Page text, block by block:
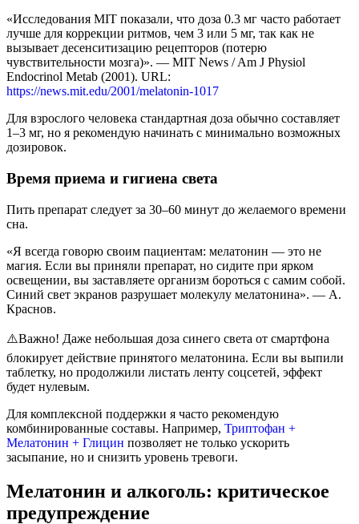
«Исследования MIT показали, что доза 0.3 мг часто работает
лучше для коррекции ритмов, чем 3 или 5 мг, так как не
вызывает десенситизацию рецепторов (потерю
чувствительности мозга)». — MIT News / Am J Physiol
Endocrinol Metab (2001). URL:
https://news.mit.edu/2001/melatonin-1017
Для взрослого человека стандартная доза обычно составляет
1–3 мг, но я рекомендую начинать с минимально возможных
дозировок.
Время приема и гигиена света
Пить препарат следует за 30–60 минут до желаемого времени
сна.
«Я всегда говорю своим пациентам: мелатонин — это не
магия. Если вы приняли препарат, но сидите при ярком
освещении, вы заставляете организм бороться с самим собой.
Синий свет экранов разрушает молекулу мелатонина». — А.
Краснов.
⚠️Важно! Даже небольшая доза синего света от смартфона
блокирует действие принятого мелатонина. Если вы выпили
таблетку, но продолжили листать ленту соцсетей, эффект
будет нулевым.
Для комплексной поддержки я часто рекомендую
комбинированные составы. Например, Триптофан +
Мелатонин + Глицин позволяет не только ускорить
засыпание, но и снизить уровень тревоги.
Мелатонин и алкоголь: критическое
предупреждение